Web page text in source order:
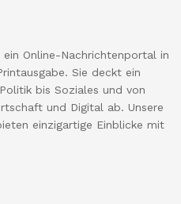
Online-Nachrichtenportal in
Sie deckt ein
bis Soziales und von
und Digital ab. Unsere
einzigartige Einblicke mit